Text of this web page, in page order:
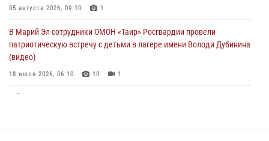
В Марий Эл сотрудники вневедомственной охраны Росгвардии за
05 августа 2026, 09:44
05 августа 2026, 09:10 1
В Марий Эл сотрудники ОМОН «Таир» Росгвардии провели
патриотическую встречу с детьми в лагере имени Володи Дубинина
(видео)
18 июля 2026, 06:10 10 1